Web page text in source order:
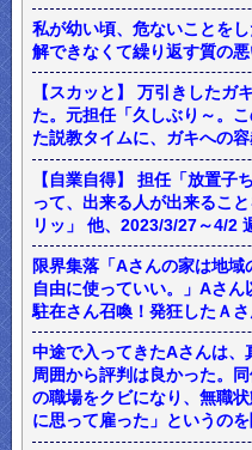
私が幼い頃、危ないことを
解できなくて繰り返す質の
【スカッと】 万引きしたガ
た。元担任「久しぶり～。
た説教タイムに、ガキへの
【自業自得】 担任「放置子
って、出来る人が出来るこ
リッ」 他、2023/3/27～4/2
限界集落「Aさんの家は地
自由に使っていい。」Aさん
駐在さん召喚！発狂したＡさ
中途で入ってきたAさんは
周囲から評判は良かった。
の職場をクビになり、無職
に思って雇った」というの